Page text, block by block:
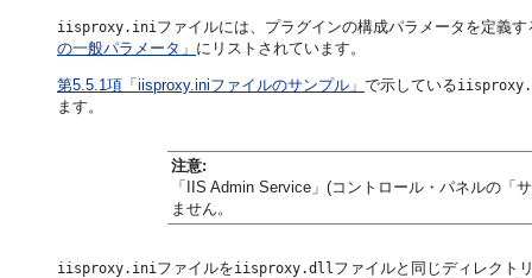
iisproxy.ini ファイルには、プラグインの構成パラメータを定義す
の一般パラメータ」 にリストされています。
第5.5.1項「iisproxy.iniファイルのサンプル」 で示している
ます。
注意:
「IIS Admin Service」(コントロール・パネルの「
ません。
iisproxy.ini ファイルをiisproxy.dll ファイルと同じディレクト